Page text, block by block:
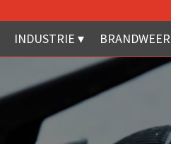
INDUSTRIE BRANDWEER